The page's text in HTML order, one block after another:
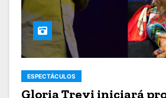
ESPECTÁCULOS
Gloria Trevi iniciará